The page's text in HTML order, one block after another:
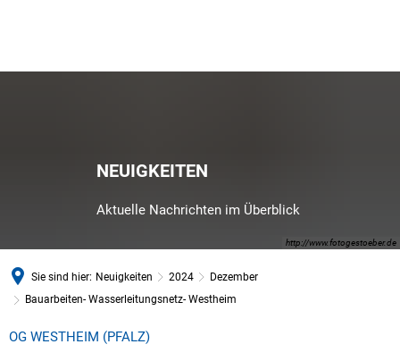
http://www.fotogestoeber.de
NEUIGKEITEN
Aktuelle Nachrichten im Überblick
Sie sind hier: Neuigkeiten 2024
Dezember
Bauarbeiten- Wasserleitungsnetz- Westheim
OG WESTHEIM (PFALZ)